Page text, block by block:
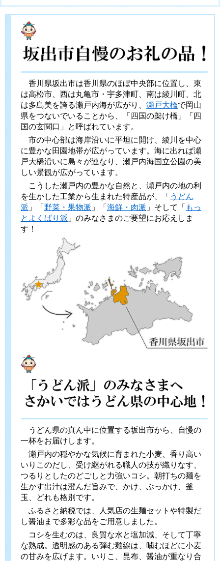
香川県坂出市は香川県のほぼ中央部に位置し、東
は高松市、西は丸亀市・宇多津町、南は綾川町、北
は多島美を誇る瀬戸内海が広がり、 瀬戸大橋で岡山
県をつないでいることから、「四国の架け橋」「四
国の玄関口」と呼ばれています。
市の中心部は海岸沿いに平坦に開け、綾川を中心
に豊かな田園地帯が広がっています。海に出れば瀬
戸大橋沿いに島々が連なり、瀬戸内海国立公園の美
しい景観が広がっています。
こうした瀬戸内の豊かな自然と、瀬戸内の地の利
を生かした工業から生まれた特産品が、「 うどん
派 」「 野菜・果物派 」「 海鮮・肉派 」そして「 もっ
とよくばり派 」のみなさまのご要望にお応えしま
す！
うどん県の真ん中に位置する坂出市から、自慢の
一杯をお届けします。
瀬戸内の穏やかな気候に育まれた小麦、香り高い
いりこのだし、受け継がれる職人の技が織りなす、
つるりとしたのどごしと力強いコシ。朝打ちの麺を
生かす出汁は澄んだ旨みで、かけ、ぶっかけ、釜
玉、どれも格別です。
ふるさと納税では、人気店の生麺セットや特製だ
し醤油まで多彩な品をご用意しました。
コシを生むのは、良質な水と塩加減、そして丁寧
な熟成。透明感のある弾む麺線は、噛むほどに小麦
の甘みを広げます。いりこ、昆布、醤油が重なり合